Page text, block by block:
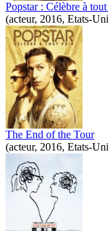
Popstar : Célèbre à
(acteur, 2016, Etats-
The End of the Tour
(acteur, 2016, Etats-